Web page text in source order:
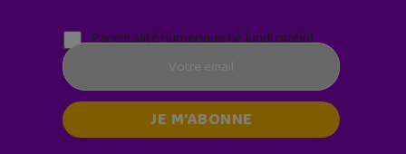
Parentalité numérique (le lundi matin)